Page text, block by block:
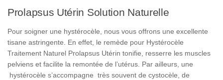
Prolapsus Utérin Solution Naturelle
Pour soigner une hystérocèle, nous vous offrons une excellente
tisane astringente. En effet, le remède pour Hystérocèle
Traitement Naturel Prolapsus Utérin tonifie, resserre les muscles
pelviens et facilite la remontée de l’utérus. Par ailleurs, une
hystérocèle s’accompagne très souvent de cystocèle, de